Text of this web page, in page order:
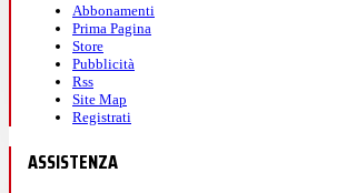
Abbonamenti
Prima Pagina
Store
Pubblicità
Rss
Site Map
Registrati
ASSISTENZA